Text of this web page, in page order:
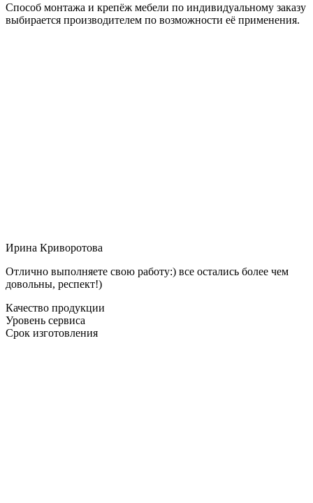
Способ монтажа и крепёж мебели по индивидуальному заказу
выбирается производителем по возможности её применения.
Ирина Криворотова
Отлично выполняете свою работу:) все остались более чем
довольны, респект!)
Качество продукции
Уровень сервиса
Срок изготовления